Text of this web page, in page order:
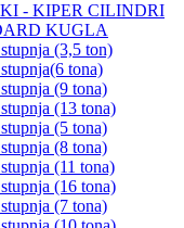
- KIPER CILINDRI
KUGLA
(3,5 ton)
tona)
(9 tona)
(13 tona)
(5 tona)
(8 tona)
(11 tona)
(16 tona)
(7 tona)